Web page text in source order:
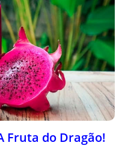
Fruta do Dragão!